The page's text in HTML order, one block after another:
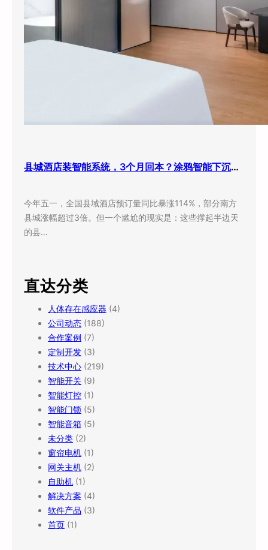
县城酒店装智能系统，3个月回本？涂鸦智能下沉市场打法曝光
今年五一，全国县域酒店预订量同比暴涨114%，部分南方
县城涨幅超过3倍。但一个尴尬的现实是：这些撑起半边天
的县…
直达分类
人体存在感应器 (4)
公司动态 (188)
合作案例 (7)
定制开发 (3)
技术中心 (219)
智能开关 (9)
智能灯控 (1)
智能门锁 (5)
智能音箱 (5)
未分类 (2)
窗帘电机 (1)
网关主机 (2)
自助机 (1)
解决方案 (4)
软件产品 (3)
首页 (1)